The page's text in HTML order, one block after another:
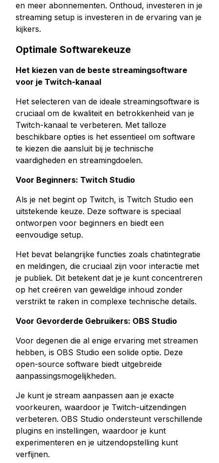
en meer abonnementen. Onthoud, investeren in je
streaming setup is investeren in de ervaring van je
kijkers.
Optimale Softwarekeuze
Het kiezen van de beste streamingsoftware
voor je Twitch-kanaal
Het selecteren van de ideale streamingsoftware is
cruciaal om de kwaliteit en betrokkenheid van je
Twitch-kanaal te verbeteren. Met talloze
beschikbare opties is het essentieel om software
te kiezen die aansluit bij je technische
vaardigheden en streamingdoelen.
Voor Beginners: Twitch Studio
Als je net begint op Twitch, is Twitch Studio een
uitstekende keuze. Deze software is speciaal
ontworpen voor beginners en biedt een
eenvoudige setup.
Het bevat belangrijke functies zoals chatintegratie
en meldingen, die cruciaal zijn voor interactie met
je publiek. Dit betekent dat je je kunt concentreren
op het creëren van geweldige inhoud zonder
verstrikt te raken in complexe technische details.
Voor Gevorderde Gebruikers: OBS Studio
Voor degenen die al enige ervaring met streamen
hebben, is OBS Studio een solide optie. Deze
open-source software biedt uitgebreide
aanpassingsmogelijkheden.
Je kunt je stream aanpassen aan je exacte
voorkeuren, waardoor je Twitch-uitzendingen
verbeteren. OBS Studio ondersteunt verschillende
plugins en instellingen, waardoor je kunt
experimenteren en je uitzendopstelling kunt
verfijnen.